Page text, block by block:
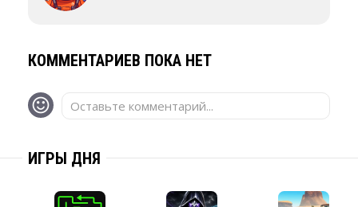
КОММЕНТАРИЕВ ПОКА НЕТ
Оставьте комментарий...
ИГРЫ ДНЯ